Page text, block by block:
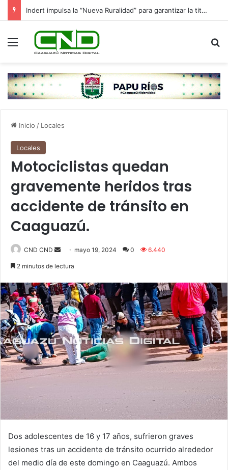
Indert impulsa la “Nueva Ruralidad” para garantizar la titulación de tierras a familias campesinas.
Menú
Inicio / Locales
Locales
Motociclistas quedan
gravemente heridos tras
accidente de tránsito en
Caaguazú.
CND CND
Send mayo 19, 2024 0 6.440
2 minutos de lectura
Dos adolescentes de 16 y 17 años, sufrieron graves
lesiones tras un accidente de tránsito ocurrido alrededor
del medio día de este domingo en Caaguazú. Ambos